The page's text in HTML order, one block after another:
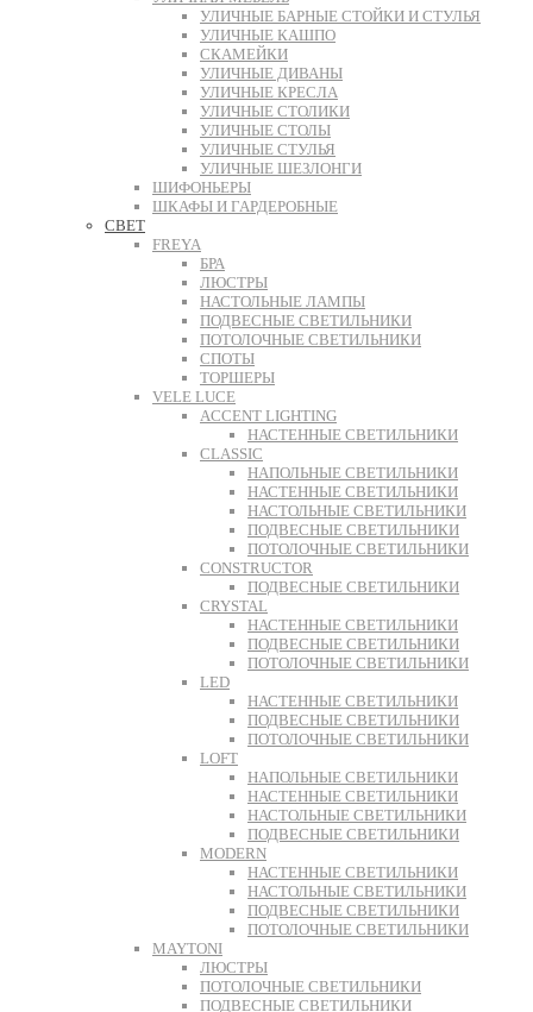
УЛИЧНЫЕ БАРНЫЕ СТОЙКИ И СТУЛЬЯ
УЛИЧНЫЕ КАШПО
СКАМЕЙКИ
УЛИЧНЫЕ ДИВАНЫ
УЛИЧНЫЕ КРЕСЛА
УЛИЧНЫЕ СТОЛИКИ
УЛИЧНЫЕ СТОЛЫ
УЛИЧНЫЕ СТУЛЬЯ
УЛИЧНЫЕ ШЕЗЛОНГИ
ШИФОНЬЕРЫ
ШКАФЫ И ГАРДЕРОБНЫЕ
СВЕТ
FREYA
БРА
ЛЮСТРЫ
НАСТОЛЬНЫЕ ЛАМПЫ
ПОДВЕСНЫЕ СВЕТИЛЬНИКИ
ПОТОЛОЧНЫЕ СВЕТИЛЬНИКИ
СПОТЫ
ТОРШЕРЫ
VELE LUCE
ACCENT LIGHTING
НАСТЕННЫЕ СВЕТИЛЬНИКИ
CLASSIC
НАПОЛЬНЫЕ СВЕТИЛЬНИКИ
НАСТЕННЫЕ СВЕТИЛЬНИКИ
НАСТОЛЬНЫЕ СВЕТИЛЬНИКИ
ПОДВЕСНЫЕ СВЕТИЛЬНИКИ
ПОТОЛОЧНЫЕ СВЕТИЛЬНИКИ
CONSTRUCTOR
ПОДВЕСНЫЕ СВЕТИЛЬНИКИ
CRYSTAL
НАСТЕННЫЕ СВЕТИЛЬНИКИ
ПОДВЕСНЫЕ СВЕТИЛЬНИКИ
ПОТОЛОЧНЫЕ СВЕТИЛЬНИКИ
LED
НАСТЕННЫЕ СВЕТИЛЬНИКИ
ПОДВЕСНЫЕ СВЕТИЛЬНИКИ
ПОТОЛОЧНЫЕ СВЕТИЛЬНИКИ
LOFT
НАПОЛЬНЫЕ СВЕТИЛЬНИКИ
НАСТЕННЫЕ СВЕТИЛЬНИКИ
НАСТОЛЬНЫЕ СВЕТИЛЬНИКИ
ПОДВЕСНЫЕ СВЕТИЛЬНИКИ
MODERN
НАСТЕННЫЕ СВЕТИЛЬНИКИ
НАСТОЛЬНЫЕ СВЕТИЛЬНИКИ
ПОДВЕСНЫЕ СВЕТИЛЬНИКИ
ПОТОЛОЧНЫЕ СВЕТИЛЬНИКИ
MAYTONI
ЛЮСТРЫ
ПОТОЛОЧНЫЕ СВЕТИЛЬНИКИ
ПОДВЕСНЫЕ СВЕТИЛЬНИКИ